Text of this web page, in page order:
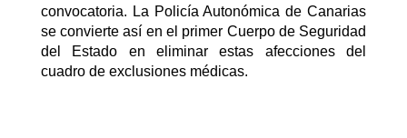
convocatoria. La Policía Autonómica de Canarias
se convierte así en el primer Cuerpo de Seguridad
del Estado en eliminar estas afecciones del
cuadro de exclusiones médicas.